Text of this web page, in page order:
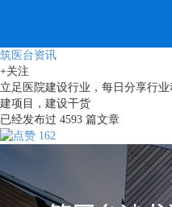
筑医台资讯
+关注
立足医院建设行业，每日分享行
建项目，建设干货
已经发布过 4593 篇文章
162